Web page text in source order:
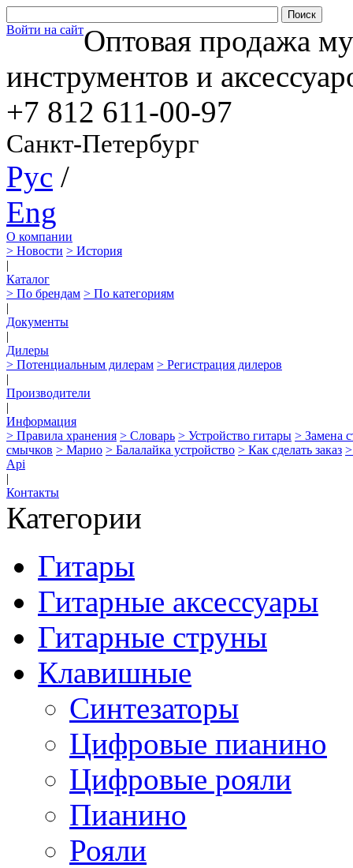
Войти на сайтОптовая продажа
инструментов и
+7 812 611-00-97
Санкт-Петербург
Рус /
Eng
О компании
> Новости > История
|
Каталог
> По брендам > По категориям
|
Документы
|
Дилеры
> Потенциальным дилерам > Регистрация дилеров
|
Производители
|
Информация
> Правила хранения > Словарь > Устройство гитары > Замена
смычков > Марио > Балалайка устройство > Как сделать заказ
Api
|
Контакты
Категории
Гитары
Гитарные аксессуары
Гитарные струны
Клавишные
Синтезаторы
Цифровые пианино
Цифровые рояли
Пианино
Рояли